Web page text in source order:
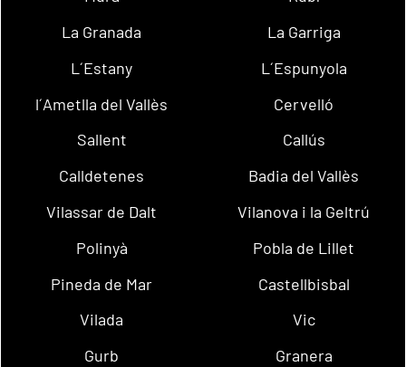
La Granada
La Garriga
L´Estany
L´Espunyola
l´Ametlla del Vallès
Cervelló
Sallent
Callús
Calldetenes
Badia del Vallès
Vilassar de Dalt
Vilanova i la Geltrú
Polinyà
Pobla de Lillet
Pineda de Mar
Castellbisbal
Vilada
Vic
Gurb
Granera